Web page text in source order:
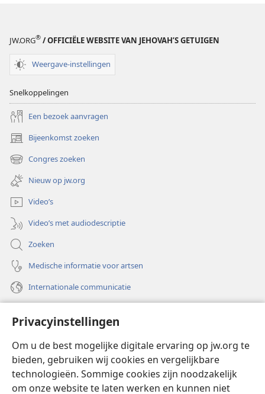
Privacyinstellingen
Om u de best mogelijke digitale ervaring op jw.org te
bieden, gebruiken wij cookies en vergelijkbare
technologieën. Sommige cookies zijn noodzakelijk
om onze website te laten werken en kunnen niet
JW.ORG® / OFFICIËLE WEBSITE VAN JEHOVAH’S GETUIGEN
Weergave-instellingen
Snelkoppelingen
Een bezoek aanvragen
Bijeenkomst zoeken
(opent
nieuw
venster)
Congres zoeken
(opent
nieuw
venster)
Nieuw op jw.org
Video’s
Video’s met audiodescriptie
Zoeken
Medische informatie voor artsen
Internationale communicatie
(opent
nieuw
venster)Watchtower ONLINE LIBRARY™
(opent
nieuw